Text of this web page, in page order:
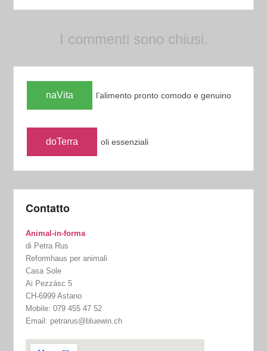
I commenti sono chiusi.
naVita l’alimento pronto comodo e genuino
doTerra oli essenziali
Contatto
Animal-in-forma
di Petra Rus
Reformhaus per animali
Casa Sole
Ai Pezzásc 5
CH-6999 Astano
Mobile: 079 455 47 52
Email: petrarus@bluewin.ch